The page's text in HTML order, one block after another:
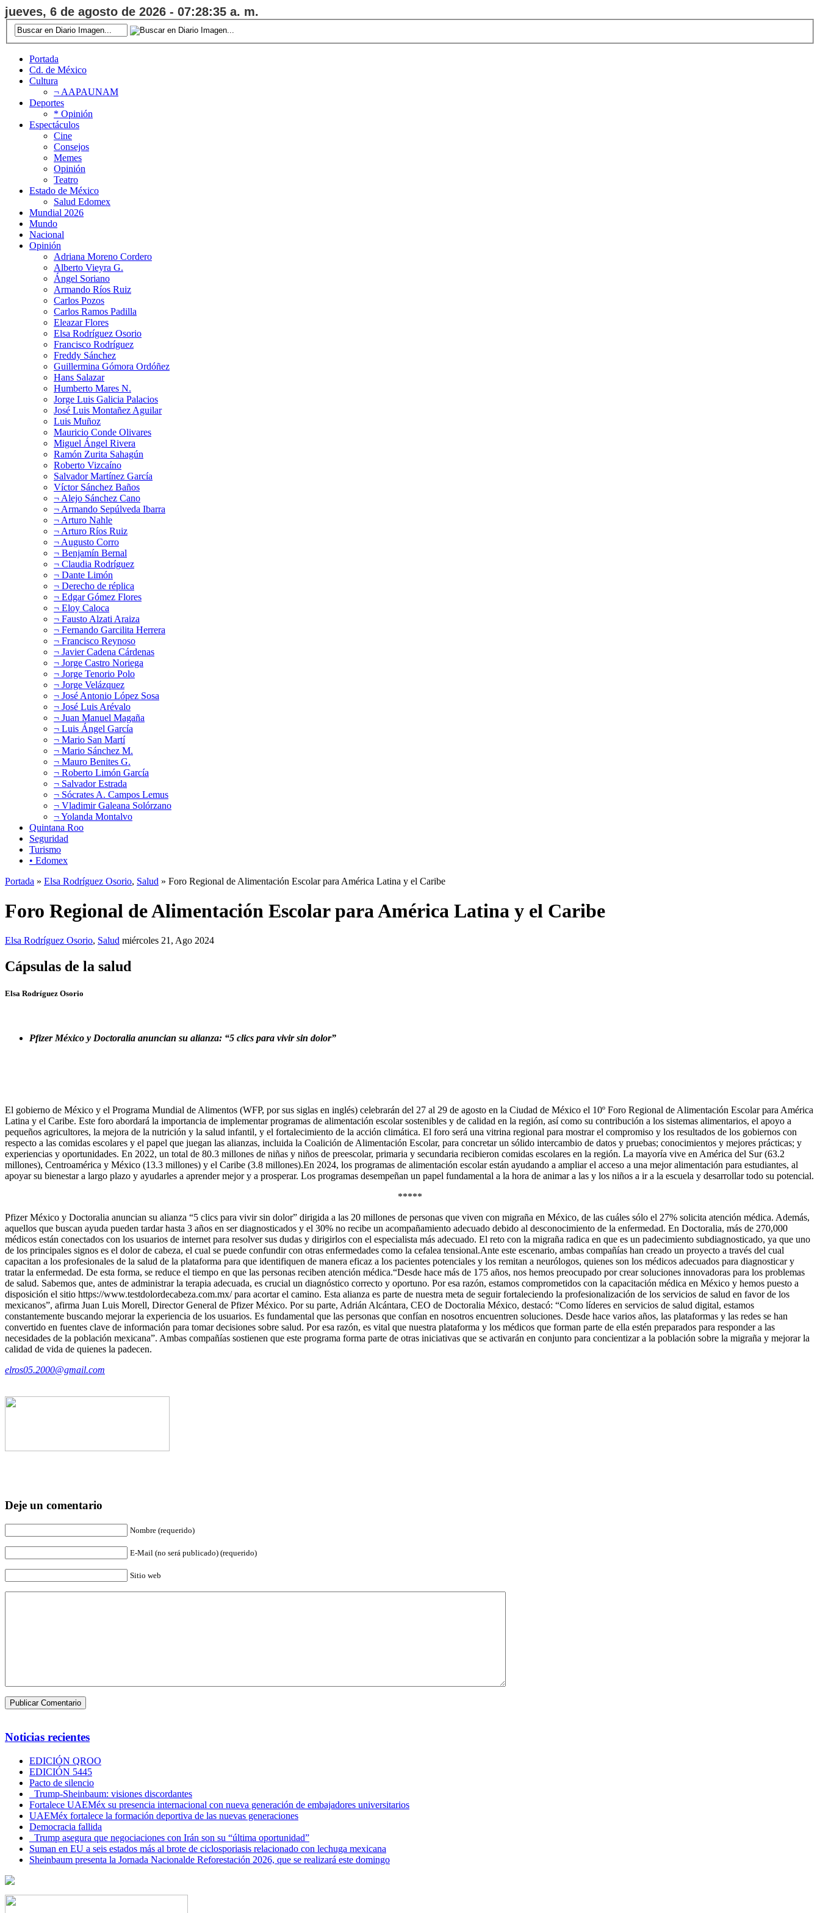
jueves, 6 de agosto de 2026 - 07:28:36 a. m.
Portada
Cd. de México
Cultura
¬ AAPAUNAM
Deportes
* Opinión
Espectáculos
Cine
Consejos
Memes
Opinión
Teatro
Estado de México
Salud Edomex
Mundial 2026
Mundo
Nacional
Opinión
Adriana Moreno Cordero
Alberto Vieyra G.
Ángel Soriano
Armando Ríos Ruiz
Carlos Pozos
Carlos Ramos Padilla
Eleazar Flores
Elsa Rodríguez Osorio
Francisco Rodríguez
Freddy Sánchez
Guillermina Gómora Ordóñez
Hans Salazar
Humberto Mares N.
Jorge Luis Galicia Palacios
José Luis Montañez Aguilar
Luis Muñoz
Mauricio Conde Olivares
Miguel Ángel Rivera
Ramón Zurita Sahagún
Roberto Vizcaíno
Salvador Martínez García
Víctor Sánchez Baños
¬ Alejo Sánchez Cano
¬ Armando Sepúlveda Ibarra
¬ Arturo Nahle
¬ Arturo Ríos Ruiz
¬ Augusto Corro
¬ Benjamín Bernal
¬ Claudia Rodríguez
¬ Dante Limón
¬ Derecho de réplica
¬ Edgar Gómez Flores
¬ Eloy Caloca
¬ Fausto Alzati Araiza
¬ Fernando Garcilita Herrera
¬ Francisco Reynoso
¬ Javier Cadena Cárdenas
¬ Jorge Castro Noriega
¬ Jorge Tenorio Polo
¬ Jorge Velázquez
¬ José Antonio López Sosa
¬ José Luis Arévalo
¬ Juan Manuel Magaña
¬ Luis Ángel García
¬ Mario San Martí
¬ Mario Sánchez M.
¬ Mauro Benites G.
¬ Roberto Limón García
¬ Salvador Estrada
¬ Sócrates A. Campos Lemus
¬ Vladimir Galeana Solórzano
¬ Yolanda Montalvo
Quintana Roo
Seguridad
Turismo
• Edomex
Portada » Elsa Rodríguez Osorio, Salud » Foro Regional de Alimentación Escolar para América Latina y el Caribe
Foro Regional de Alimentación Escolar para América Latina y el Caribe
Elsa Rodríguez Osorio, Salud miércoles 21, Ago 2024
Cápsulas de la salud
Elsa Rodríguez Osorio
Pfizer México y Doctoralia anuncian su alianza: “5 clics para vivir sin dolor”
El gobierno de México y el Programa Mundial de Alimentos (WFP, por sus siglas en inglés) celebrarán del 27 al 29 de agosto en la Ciudad de México el 10º Foro Regional de Alimentación Escolar para América
Latina y el Caribe. Este foro abordará la importancia de implementar programas de alimentación escolar sostenibles y de calidad en la región, así como su contribución a los sistemas alimentarios, el apoyo a
pequeños agricultores, la mejora de la nutrición y la salud infantil, y el fortalecimiento de la acción climática. El foro será una vitrina regional para mostrar el compromiso y los resultados de los gobiernos con
respecto a las comidas escolares y el papel que juegan las alianzas, incluida la Coalición de Alimentación Escolar, para concretar un sólido intercambio de datos y pruebas; conocimientos y mejores prácticas; y
experiencias y oportunidades. En 2022, un total de 80.3 millones de niñas y niños de preescolar, primaria y secundaria recibieron comidas escolares en la región. La mayoría vive en América del Sur (63.2
millones), Centroamérica y México (13.3 millones) y el Caribe (3.8 millones).En 2024, los programas de alimentación escolar están ayudando a ampliar el acceso a una mejor alimentación para estudiantes, al
apoyar su bienestar a largo plazo y ayudarles a aprender mejor y a prosperar. Los programas desempeñan un papel fundamental a la hora de animar a las y los niños a ir a la escuela y desarrollar todo su potencial.
*****
Pfizer México y Doctoralia anuncian su alianza “5 clics para vivir sin dolor” dirigida a las 20 millones de personas que viven con migraña en México, de las cuáles sólo el 27% solicita atención médica. Además,
aquellos que buscan ayuda pueden tardar hasta 3 años en ser diagnosticados y el 30% no recibe un acompañamiento adecuado debido al desconocimiento de la enfermedad. En Doctoralia, más de 270,000
médicos están conectados con los usuarios de internet para resolver sus dudas y dirigirlos con el especialista más adecuado. El reto con la migraña radica en que es un padecimiento subdiagnosticado, ya que uno
de los principales signos es el dolor de cabeza, el cual se puede confundir con otras enfermedades como la cefalea tensional.Ante este escenario, ambas compañías han creado un proyecto a través del cual
capacitan a los profesionales de la salud de la plataforma para que identifiquen de manera eficaz a los pacientes potenciales y los remitan a neurólogos, quienes son los médicos adecuados para diagnosticar y
tratar la enfermedad. De esta forma, se reduce el tiempo en que las personas reciben atención médica.“Desde hace más de 175 años, nos hemos preocupado por crear soluciones innovadoras para los problemas
de salud. Sabemos que, antes de administrar la terapia adecuada, es crucial un diagnóstico correcto y oportuno. Por esa razón, estamos comprometidos con la capacitación médica en México y hemos puesto a
disposición el sitio https://www.testdolordecabeza.com.mx/ para acortar el camino. Esta alianza es parte de nuestra meta de seguir fortaleciendo la profesionalización de los servicios de salud en favor de los
mexicanos”, afirma Juan Luis Morell, Director General de Pfizer México. Por su parte, Adrián Alcántara, CEO de Doctoralia México, destacó: “Como líderes en servicios de salud digital, estamos
constantemente buscando mejorar la experiencia de los usuarios. Es fundamental que las personas que confían en nosotros encuentren soluciones. Desde hace varios años, las plataformas y las redes se han
convertido en fuentes clave de información para tomar decisiones sobre salud. Por esa razón, es vital que nuestra plataforma y los médicos que forman parte de ella estén preparados para responder a las
necesidades de la población mexicana”. Ambas compañías sostienen que este programa forma parte de otras iniciativas que se activarán en conjunto para concientizar a la población sobre la migraña y mejorar la
calidad de vida de quienes la padecen.
elros05.2000@gmail.com
Deje un comentario
Nombre (requerido)
E-Mail (no será publicado) (requerido)
Sitio web
Noticias recientes
EDICIÓN QROO
EDICIÓN 5445
Pacto de silencio
Trump-Sheinbaum: visiones discordantes
Fortalece UAEMéx su presencia internacional con nueva generación de embajadores universitarios
UAEMéx fortalece la formación deportiva de las nuevas generaciones
Democracia fallida
Trump asegura que negociaciones con Irán son su “última oportunidad”
Suman en EU a seis estados más al brote de ciclosporiasis relacionado con lechuga mexicana
Sheinbaum presenta la Jornada Nacionalde Reforestación 2026, que se realizará este domingo